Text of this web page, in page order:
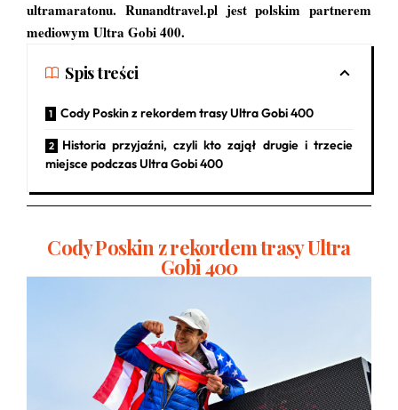
ultramaratonu. Runandtravel.pl jest polskim partnerem
mediowym Ultra Gobi 400.
Spis treści
Cody Poskin z rekordem trasy Ultra Gobi 400
Historia przyjaźni, czyli kto zajął drugie i trzecie
miejsce podczas Ultra Gobi 400
Cody Poskin z rekordem trasy Ultra
Gobi 400